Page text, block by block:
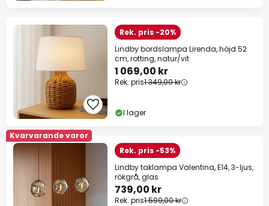
Rek. pris -20%
Lindby bordslampa Lirenda, höjd 52
cm, rotting, natur/vit
1 069,00 kr
Rek. pris1 349,00 kr
I lager
Kvarvarande varor
Rek. pris -53%
Lindby taklampa Valentina, E14, 3-ljus,
rökgrå, glas
739,00 kr
Rek. pris1 599,00 kr